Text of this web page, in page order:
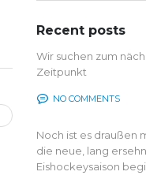
Recent posts
Wir suchen zum
Zeitpunkt
NO COMMENTS
Noch ist es draußen
die neue, lang
Eishockeysaison